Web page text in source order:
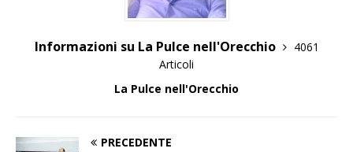
Informazioni su La Pulce nell'Orecchio
4061
Articoli
La Pulce nell'Orecchio
PRECEDENTE